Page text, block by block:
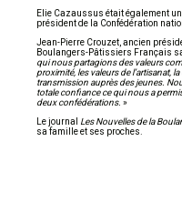
Elie Cazaussus était également
président de la Confédération
Jean-Pierre Crouzet, ancien
Boulangers-Pâtissiers Français
qui nous partagions des valeurs
proximité, les valeurs de l’artisanat,
transmission auprès des jeunes.
totale confiance ce qui nous a
deux confédérations. »
Le journal Les Nouvelles de la
sa famille et ses proches.